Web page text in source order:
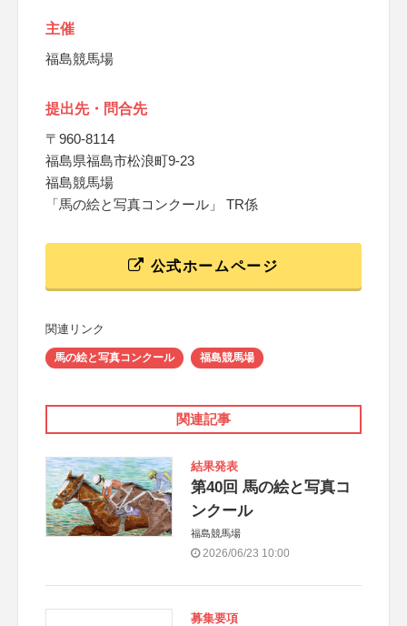
主催
福島競馬場
提出先・問合先
〒960-8114
福島県福島市松浪町9-23
福島競馬場
「馬の絵と写真コンクール」 TR係
公式ホームページ
関連リンク
馬の絵と写真コンクール 福島競馬場
関連記事
結果発表
第40回 馬の絵と写真コ
ンクール
福島競馬場
2026/06/23 10:00
募集要項